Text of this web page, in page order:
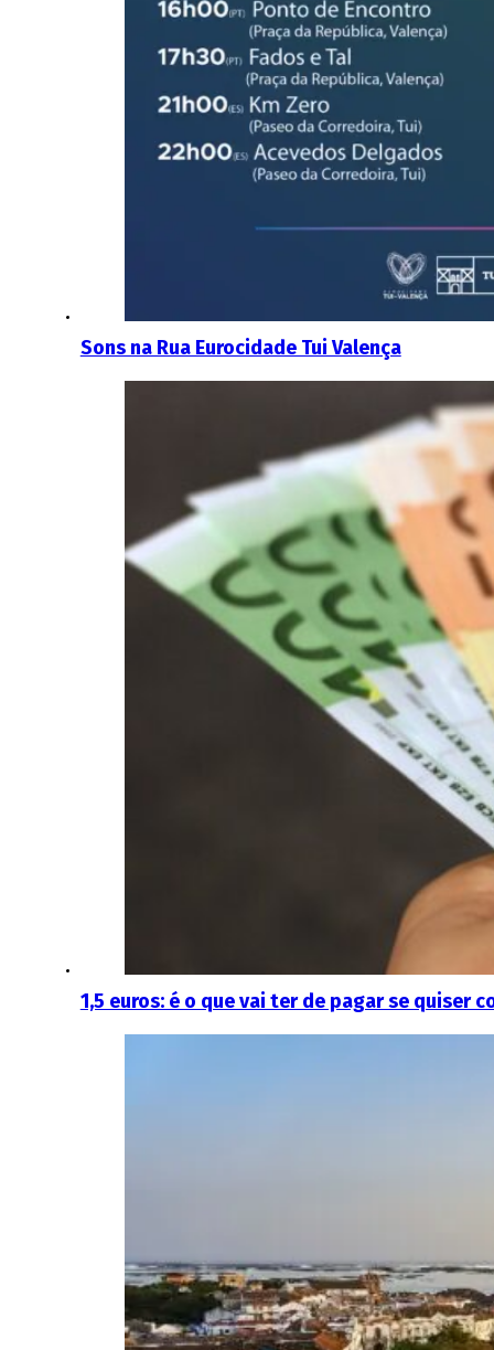
Sons na Rua Eurocidade Tui Valença
1,5 euros: é o que vai ter de pagar se quiser